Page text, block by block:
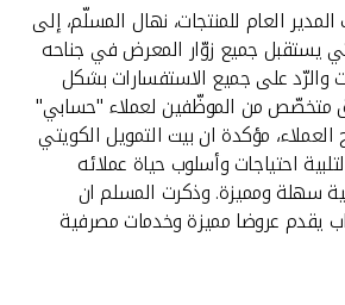
العام للمنتجات، نهال المسلّم، إلى
يستقبل جميع زوّار المعرض في جناحه
والرّد على جميع الاستفسارات بشكل
متخصّص من الموظّفين لعملاء "حسابي"
العملاء، مؤكدة ان بيت التمويل الكويتي
احتياجات وأسلوب حياة عملائه
سهلة ومميزة. وذكرت المسلم ان
يقدم عروضا مميزة وخدمات مصرفية